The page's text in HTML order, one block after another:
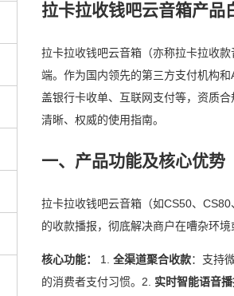
拉卡拉收钱吧云音箱产品
拉卡拉收钱吧云音箱（亦称拉卡拉收
端。作为国内领先的第三方支付机构
盖银行卡收单、互联网支付等，资质
清晰、权威的使用指南。
一、产品功能及核心优势
拉卡拉收钱吧云音箱（如CS50、
的收款播报，彻底解决商户在嘈杂环
核心功能： 1. 全渠道聚合收款：支持
的消费者支付习惯。2. 实时智能语音